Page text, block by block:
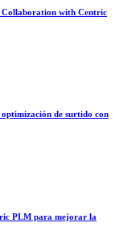
Collaboration with Centric
de surtido con
PLM para mejorar la